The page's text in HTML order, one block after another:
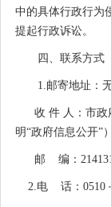
中的具体行政行为
提起行政诉讼。
四、联系方式
1.邮寄地址：
收 件 人：市政
明“政府信息公开”）
邮 编：
2.电 话：0510